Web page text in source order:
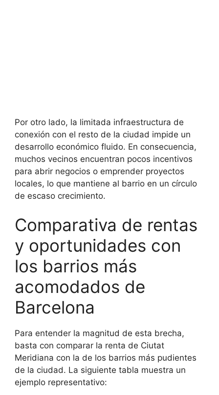
Por otro lado, la limitada infraestructura de
conexión con el resto de la ciudad impide un
desarrollo económico fluido. En consecuencia,
muchos vecinos encuentran pocos incentivos
para abrir negocios o emprender proyectos
locales, lo que mantiene al barrio en un círculo
de escaso crecimiento.
Comparativa de rentas
y oportunidades con
los barrios más
acomodados de
Barcelona
Para entender la magnitud de esta brecha,
basta con comparar la renta de Ciutat
Meridiana con la de los barrios más pudientes
de la ciudad. La siguiente tabla muestra un
ejemplo representativo: